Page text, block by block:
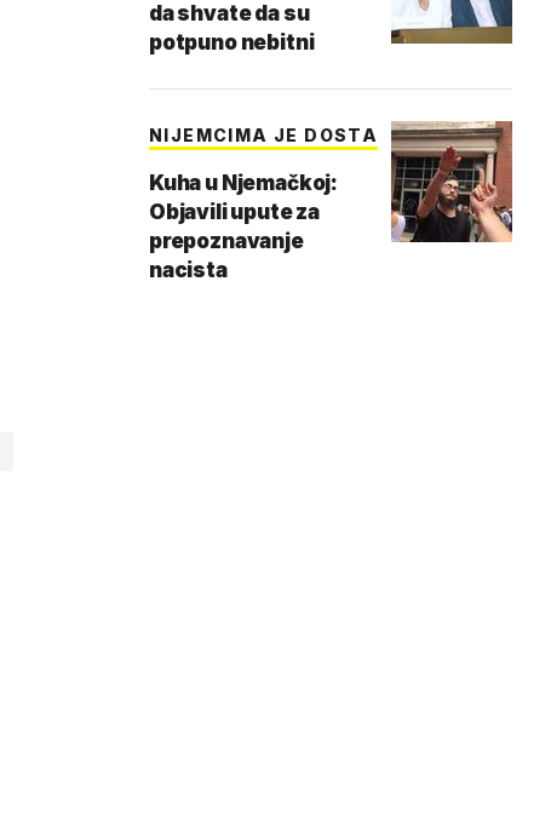
da shvate da su
potpuno nebitni
NIJEMCIMA JE DOSTA
Kuha u Njemačkoj:
Objavili upute za
prepoznavanje
nacista